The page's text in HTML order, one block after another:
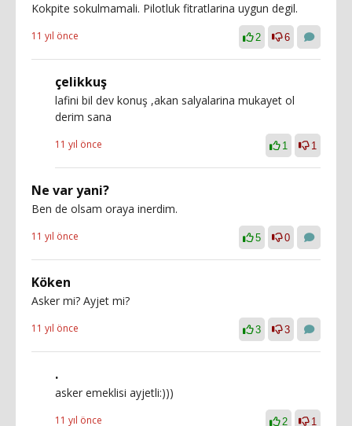
Kokpite sokulmamali. Pilotluk fitratlarina uygun degil.
11 yıl önce 2 6
çelikkuş
lafini bil dev konuş ,akan salyalarina mukayet ol
derim sana
11 yıl önce 1 1
Ne var yani?
Ben de olsam oraya inerdim.
11 yıl önce 5 0
Köken
Asker mi? Ayjet mi?
11 yıl önce 3 3
.
asker emeklisi ayjetli:)))
11 yıl önce 2 1